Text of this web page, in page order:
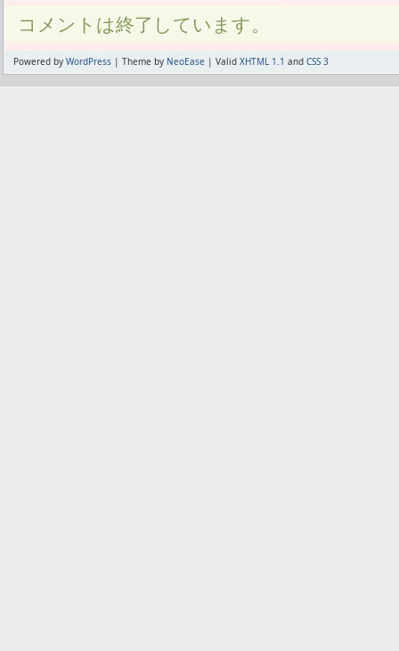
コメントは終了しています。
Powered by WordPress | Theme by NeoEase | Valid XHTML 1.1 and CSS 3